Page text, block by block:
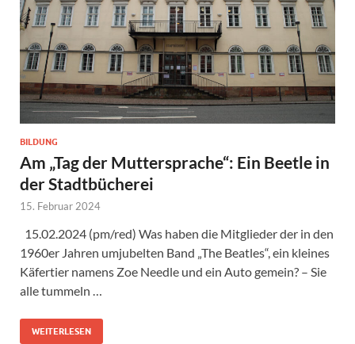
BILDUNG
Am „Tag der Muttersprache“: Ein Beetle in
der Stadtbücherei
15. Februar 2024
15.02.2024 (pm/red) Was haben die Mitglieder der in den
1960er Jahren umjubelten Band „The Beatles“, ein kleines
Käfertier namens Zoe Needle und ein Auto gemein? – Sie
alle tummeln …
WEITERLESEN